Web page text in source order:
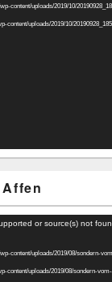
content/uploads/2019/10/
content/uploads/2019/10/
or source(s) not
content/uploads/2019/08/sondern-
content/uploads/2019/08/sondern-